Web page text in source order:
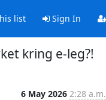
list Sign In
kring e-leg?!
6 May 2026 2:28 a.m.